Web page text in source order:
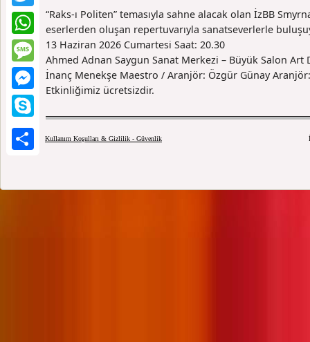
Twitter
WhatsApp
Message
Messenger
Skype
“Raks-ı Politen” temasıyla sahne alacak olan İzBB
eserlerden oluşan repertuvarıyla sanatseverlerle
13 Haziran 2026 Cumartesi Saat: 20.30
Ahmed Adnan Saygun Sanat Merkezi – Büyük Salon Art
İnanç Menekşe Maestro / Aranjör: Özgür Günay
Etkinliğimiz ücretsizdir.
Kullanım Koşulları & Gizlilik - Güvenlik